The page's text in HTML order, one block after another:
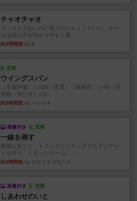
チャオチャオ
３～４人でわいわい遊ぶのにちょうどいい。ルー
ルは他の方が分かりやすく書...
約3時間前 by S
充実
ウイングスパン
（全体評価）☆10/6（普通）（難易度）☆4/5（世
界観・見た目）☆5...
約3時間前 by ハシオキ
画像付き 充実
一線を画す
簡単に言うと、トリックテイキングでモダンアー
トを行う、と言ったゲーム。...
約4時間前 by タカミネコウヘイ
画像付き 充実
しあわせのいと